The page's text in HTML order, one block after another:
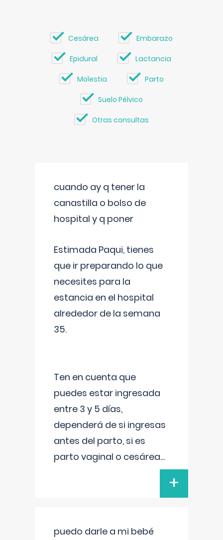
Cesárea Embarazo
Epidural Lactancia
Molestia Parto
Suelo Pélvico
Otras consultas
cuando ay q tener la
canastilla o bolso de
hospital y q poner
Estimada Paqui, tienes
que ir preparando lo que
necesites para la
estancia en el hospital
alrededor de la semana
35.
Ten en cuenta que
puedes estar ingresada
entre 3 y 5 días,
dependerá de si ingresas
antes del parto, si es
parto vaginal o cesárea...
+
puedo darle a mi bebé